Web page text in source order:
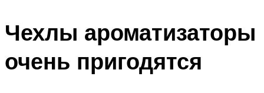
Чехлы ароматизаторы
очень пригодятся